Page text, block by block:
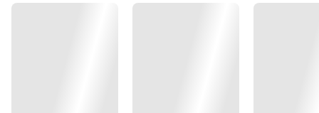
มาเฟียอย่างผมนะ